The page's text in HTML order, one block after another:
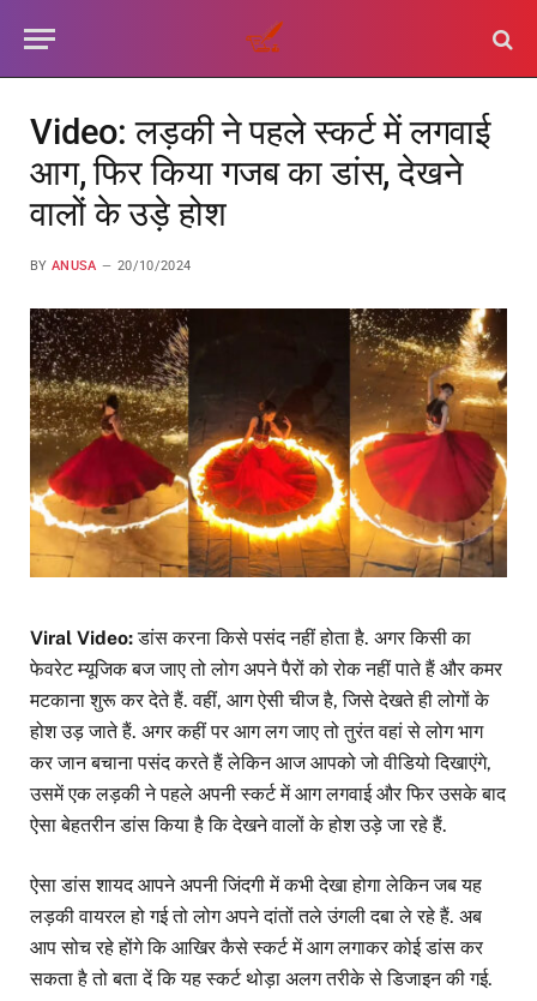
Video: लड़की ने पहले स्कर्ट में लगवाई
आग, फिर किया गजब का डांस, देखने
वालों के उड़े होश
BY ANUSA 20/10/2024
Viral Video:डांस करना किसे पसंद नहीं होता है. अगर किसी का
फेवरेट म्यूजिक बज जाए तो लोग अपने पैरों को रोक नहीं पाते हैं और कमर
मटकाना शुरू कर देते हैं. वहीं, आग ऐसी चीज है, जिसे देखते ही लोगों के
होश उड़ जाते हैं. अगर कहीं पर आग लग जाए तो तुरंत वहां से लोग भाग
कर जान बचाना पसंद करते हैं लेकिन आज आपको जो वीडियो दिखाएंगे,
उसमें एक लड़की ने पहले अपनी स्कर्ट में आग लगवाई और फिर उसके बाद
ऐसा बेहतरीन डांस किया है कि देखने वालों के होश उड़े जा रहे हैं.
ऐसा डांस शायद आपने अपनी जिंदगी में कभी देखा होगा लेकिन जब यह
लड़की वायरल हो गई तो लोग अपने दांतों तले उंगली दबा ले रहे हैं. अब
आप सोच रहे होंगे कि आखिर कैसे स्कर्ट में आग लगाकर कोई डांस कर
सकता है तो बता दें कि यह स्कर्ट थोड़ा अलग तरीके से डिजाइन की गई.